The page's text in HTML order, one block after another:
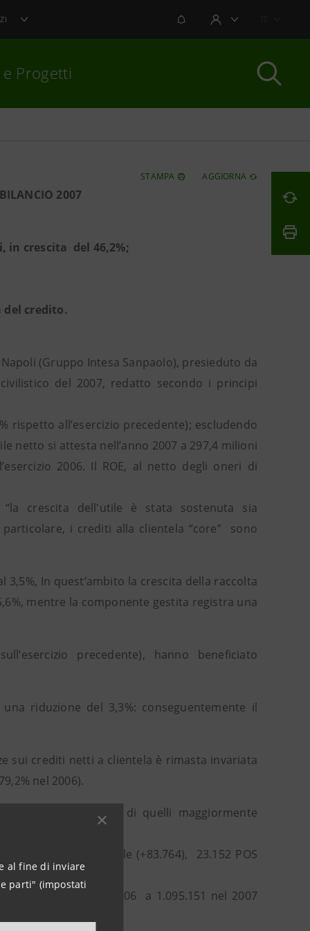
al fine di inviare
parti" (impostati
NOTIFICHEAREA UTENTE
e Progetti
STAMPA AGGIORNA
2007
in crescita del 46,2%;
del credito.
(Gruppo Intesa Sanpaolo), presieduto da
del 2007, redatto secondo i principi
rispetto all’esercizio precedente); escludendo
netto si attesta nell’anno 2007 a 297,4 milioni
2006. Il ROE, al netto degli oneri di
crescita dell'utile è stata sostenuta sia
i crediti alla clientela “core” sono
In quest’ambito la crescita della raccolta
mentre la componente gestita registra una
precedente), hanno beneficiato
riduzione del 3,3%: conseguentemente il
sui crediti netti a clientela è rimasta invariata
nel 2006).
diffusione di quelli maggiormente
contratti multicanale (+83.764), 23.152 POS
nel 946.603 nel 2006 a 1.095.151 nel 2007